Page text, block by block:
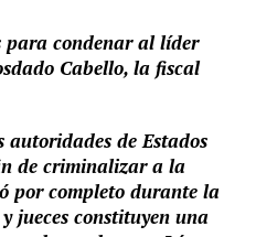
para condenar al líder
Cabello, la fiscal
de Estados
de criminalizar a la
por completo durante la
jueces constituyen una